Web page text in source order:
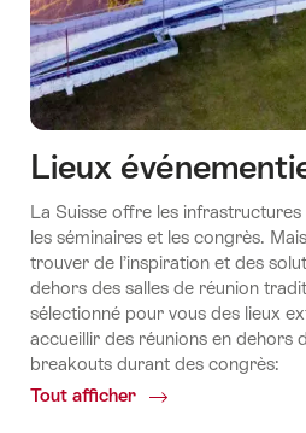
Lieux
La Suisse offre les
les séminaires et les congrès.
trouver de l’inspiration et des
dehors des salles de réunion
sélectionné pour vous des lieux
accueillir des réunions en dehors
breakouts durant des congrès:
Tout afficher
Common.Of